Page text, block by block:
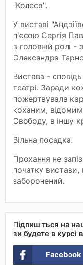
"Колесо".
У виставі
п'єсою Сергія
в головній ролі -
Олександра
Вистава -
театрі. Заради
пожертвувала
коханим,
Свободу, в іншу
Вільна посадка.
Прохання не
початку вистави,
заборонений.
Підпишіться на
ви будете в курсі
Facebook